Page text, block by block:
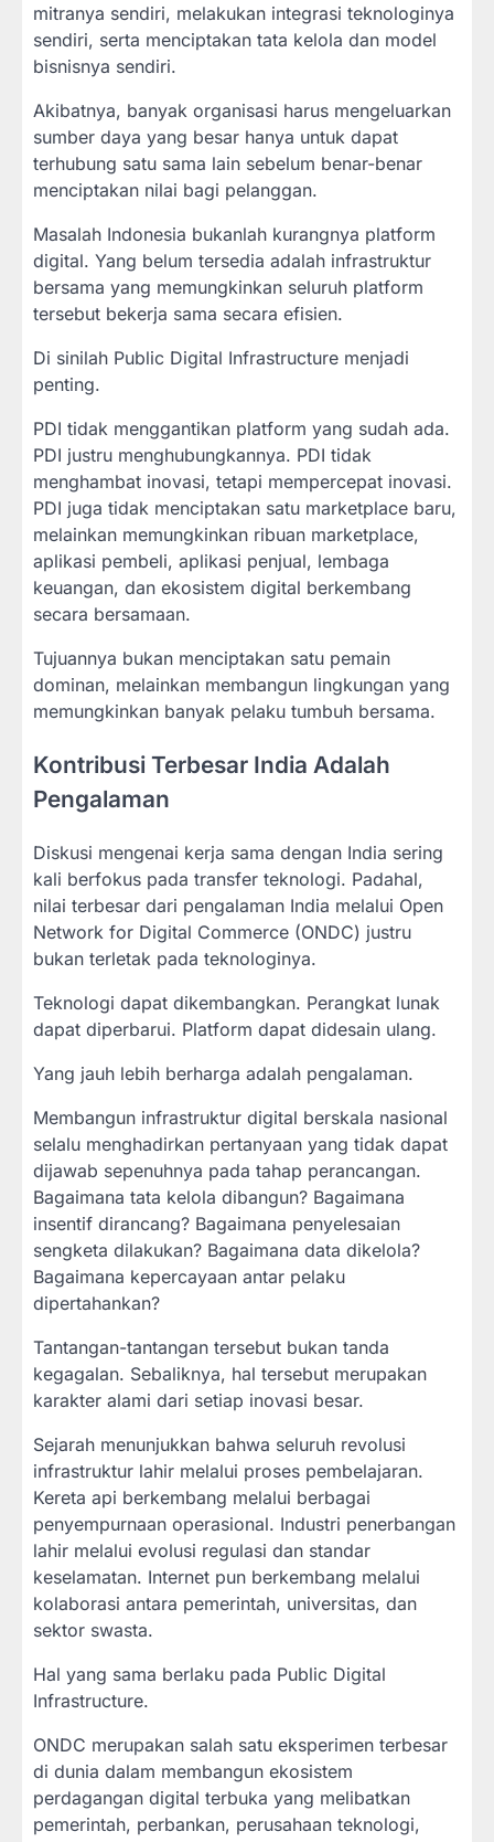
mitranya sendiri, melakukan integrasi teknologinya
sendiri, serta menciptakan tata kelola dan model
bisnisnya sendiri.
Akibatnya, banyak organisasi harus mengeluarkan
sumber daya yang besar hanya untuk dapat
terhubung satu sama lain sebelum benar-benar
menciptakan nilai bagi pelanggan.
Masalah Indonesia bukanlah kurangnya platform
digital. Yang belum tersedia adalah infrastruktur
bersama yang memungkinkan seluruh platform
tersebut bekerja sama secara efisien.
Di sinilah Public Digital Infrastructure menjadi
penting.
PDI tidak menggantikan platform yang sudah ada.
PDI justru menghubungkannya. PDI tidak
menghambat inovasi, tetapi mempercepat inovasi.
PDI juga tidak menciptakan satu marketplace baru,
melainkan memungkinkan ribuan marketplace,
aplikasi pembeli, aplikasi penjual, lembaga
keuangan, dan ekosistem digital berkembang
secara bersamaan.
Tujuannya bukan menciptakan satu pemain
dominan, melainkan membangun lingkungan yang
memungkinkan banyak pelaku tumbuh bersama.
Kontribusi Terbesar India Adalah
Pengalaman
Diskusi mengenai kerja sama dengan India sering
kali berfokus pada transfer teknologi. Padahal,
nilai terbesar dari pengalaman India melalui Open
Network for Digital Commerce (ONDC) justru
bukan terletak pada teknologinya.
Teknologi dapat dikembangkan. Perangkat lunak
dapat diperbarui. Platform dapat didesain ulang.
Yang jauh lebih berharga adalah pengalaman.
Membangun infrastruktur digital berskala nasional
selalu menghadirkan pertanyaan yang tidak dapat
dijawab sepenuhnya pada tahap perancangan.
Bagaimana tata kelola dibangun? Bagaimana
insentif dirancang? Bagaimana penyelesaian
sengketa dilakukan? Bagaimana data dikelola?
Bagaimana kepercayaan antar pelaku
dipertahankan?
Tantangan-tantangan tersebut bukan tanda
kegagalan. Sebaliknya, hal tersebut merupakan
karakter alami dari setiap inovasi besar.
Sejarah menunjukkan bahwa seluruh revolusi
infrastruktur lahir melalui proses pembelajaran.
Kereta api berkembang melalui berbagai
penyempurnaan operasional. Industri penerbangan
lahir melalui evolusi regulasi dan standar
keselamatan. Internet pun berkembang melalui
kolaborasi antara pemerintah, universitas, dan
sektor swasta.
Hal yang sama berlaku pada Public Digital
Infrastructure.
ONDC merupakan salah satu eksperimen terbesar
di dunia dalam membangun ekosistem
perdagangan digital terbuka yang melibatkan
pemerintah, perbankan, perusahaan teknologi,